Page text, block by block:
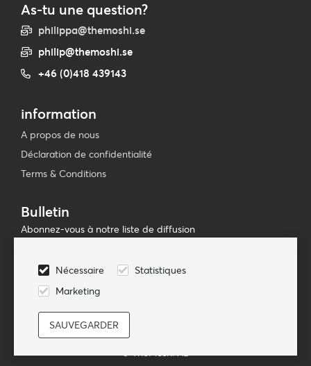
Nécessaire
Statistiques
Marketing
As-tu une question?
philippa@themoshi.se
philip@themoshi.se
+46 (0)418 439143
information
A propos de nous
Déclaration de confidentialité
Terms & Conditions
Bulletin
Abonnez-vous à notre liste de diffusion
Suivez-nous
© TheMoshi AB